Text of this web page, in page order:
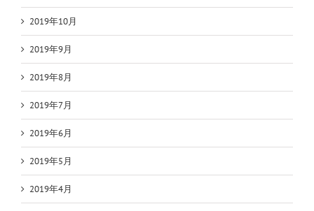
2019年10月
2019年9月
2019年8月
2019年7月
2019年6月
2019年5月
2019年4月